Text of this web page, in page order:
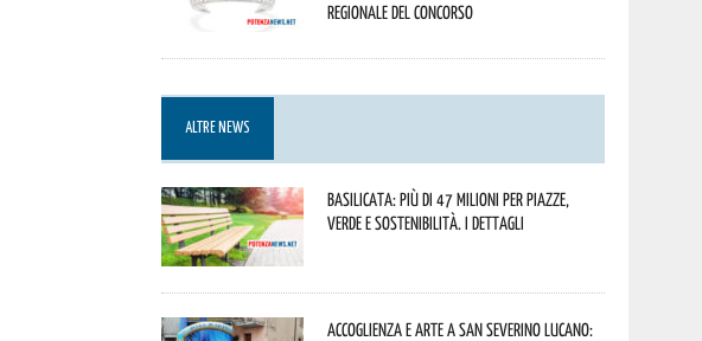
regionale del concorso
ALTRE NEWS
Basilicata: più di 47 milioni per piazze,
verde e sostenibilità. I dettagli
Accoglienza e arte a San Severino Lucano: